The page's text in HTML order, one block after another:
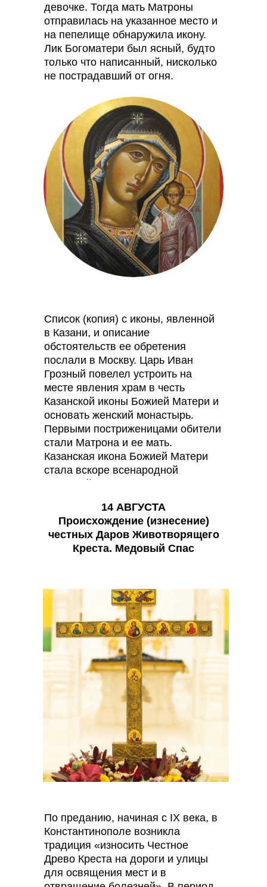
девочке. Тогда мать Матроны
отправилась на указанное место и
на пепелище обнаружила икону.
Лик Богоматери был ясный, будто
только что написанный, нисколько
не пострадавший от огня.
Список (копия) с иконы, явленной
в Казани, и описание
обстоятельств ее обретения
послали в Москву. Царь Иван
Грозный повелел устроить на
месте явления храм в честь
Казанской иконы Божией Матери и
основать женский монастырь.
Первыми постриженицами обители
стали Матрона и ее мать.
Казанская икона Божией Матери
стала вскоре всенародной
14 АВГУСТА
Происхождение (изнесение)
честных Даров Животворящего
Креста. Медовый Спас
По преданию, начиная с IX века, в
Константинополе возникла
традиция «износить Честное
Древо Креста на дороги и улицы
для освящения мест и в